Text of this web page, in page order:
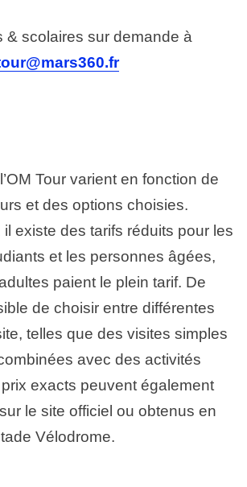
& scolaires sur demande à
Tour varient en fonction de
et des options choisies.
existe des tarifs réduits pour les
et les personnes âgées,
paient le plein tarif. De
de choisir entre différentes
telles que des visites simples
avec des activités
exacts peuvent également
le site officiel ou obtenus en
Vélodrome.